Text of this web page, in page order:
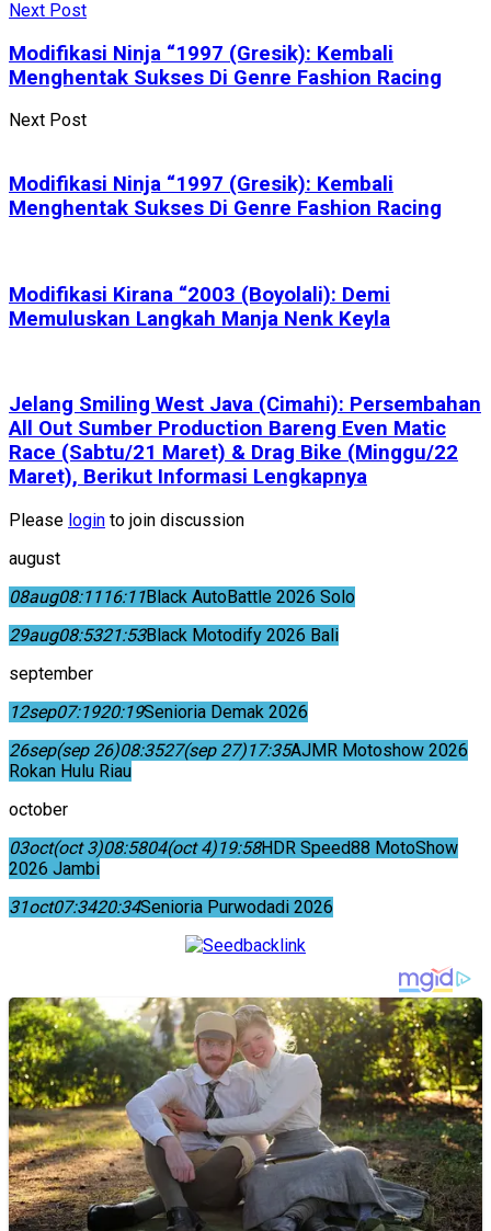
Next Post
Modifikasi Ninja “1997 (Gresik): Kembali
Menghentak Sukses Di Genre Fashion Racing
Next Post
Modifikasi Ninja “1997 (Gresik): Kembali
Menghentak Sukses Di Genre Fashion Racing
Modifikasi Kirana “2003 (Boyolali): Demi
Memuluskan Langkah Manja Nenk Keyla
Jelang Smiling West Java (Cimahi): Persembahan
All Out Sumber Production Bareng Even Matic
Race (Sabtu/21 Maret) & Drag Bike (Minggu/22
Maret), Berikut Informasi Lengkapnya
Please login to join discussion
august
08aug08:1116:11Black AutoBattle 2026 Solo
29aug08:5321:53Black Motodify 2026 Bali
september
12sep07:1920:19Senioria Demak 2026
26sep(sep 26)08:3527(sep 27)17:35AJMR Motoshow 2026
Rokan Hulu Riau
october
03oct(oct 3)08:5804(oct 4)19:58HDR Speed88 MotoShow
2026 Jambi
31oct07:3420:34Senioria Purwodadi 2026